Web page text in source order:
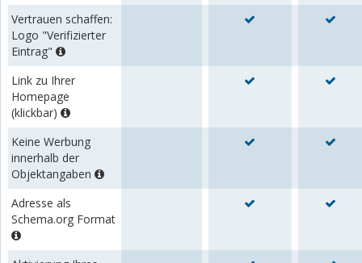
Vertrauen schaffen:
Logo "Verifizierter
Eintrag"
Link zu Ihrer
Homepage
(klickbar)
Keine Werbung
innerhalb der
Objektangaben
Adresse als
Schema.org Format